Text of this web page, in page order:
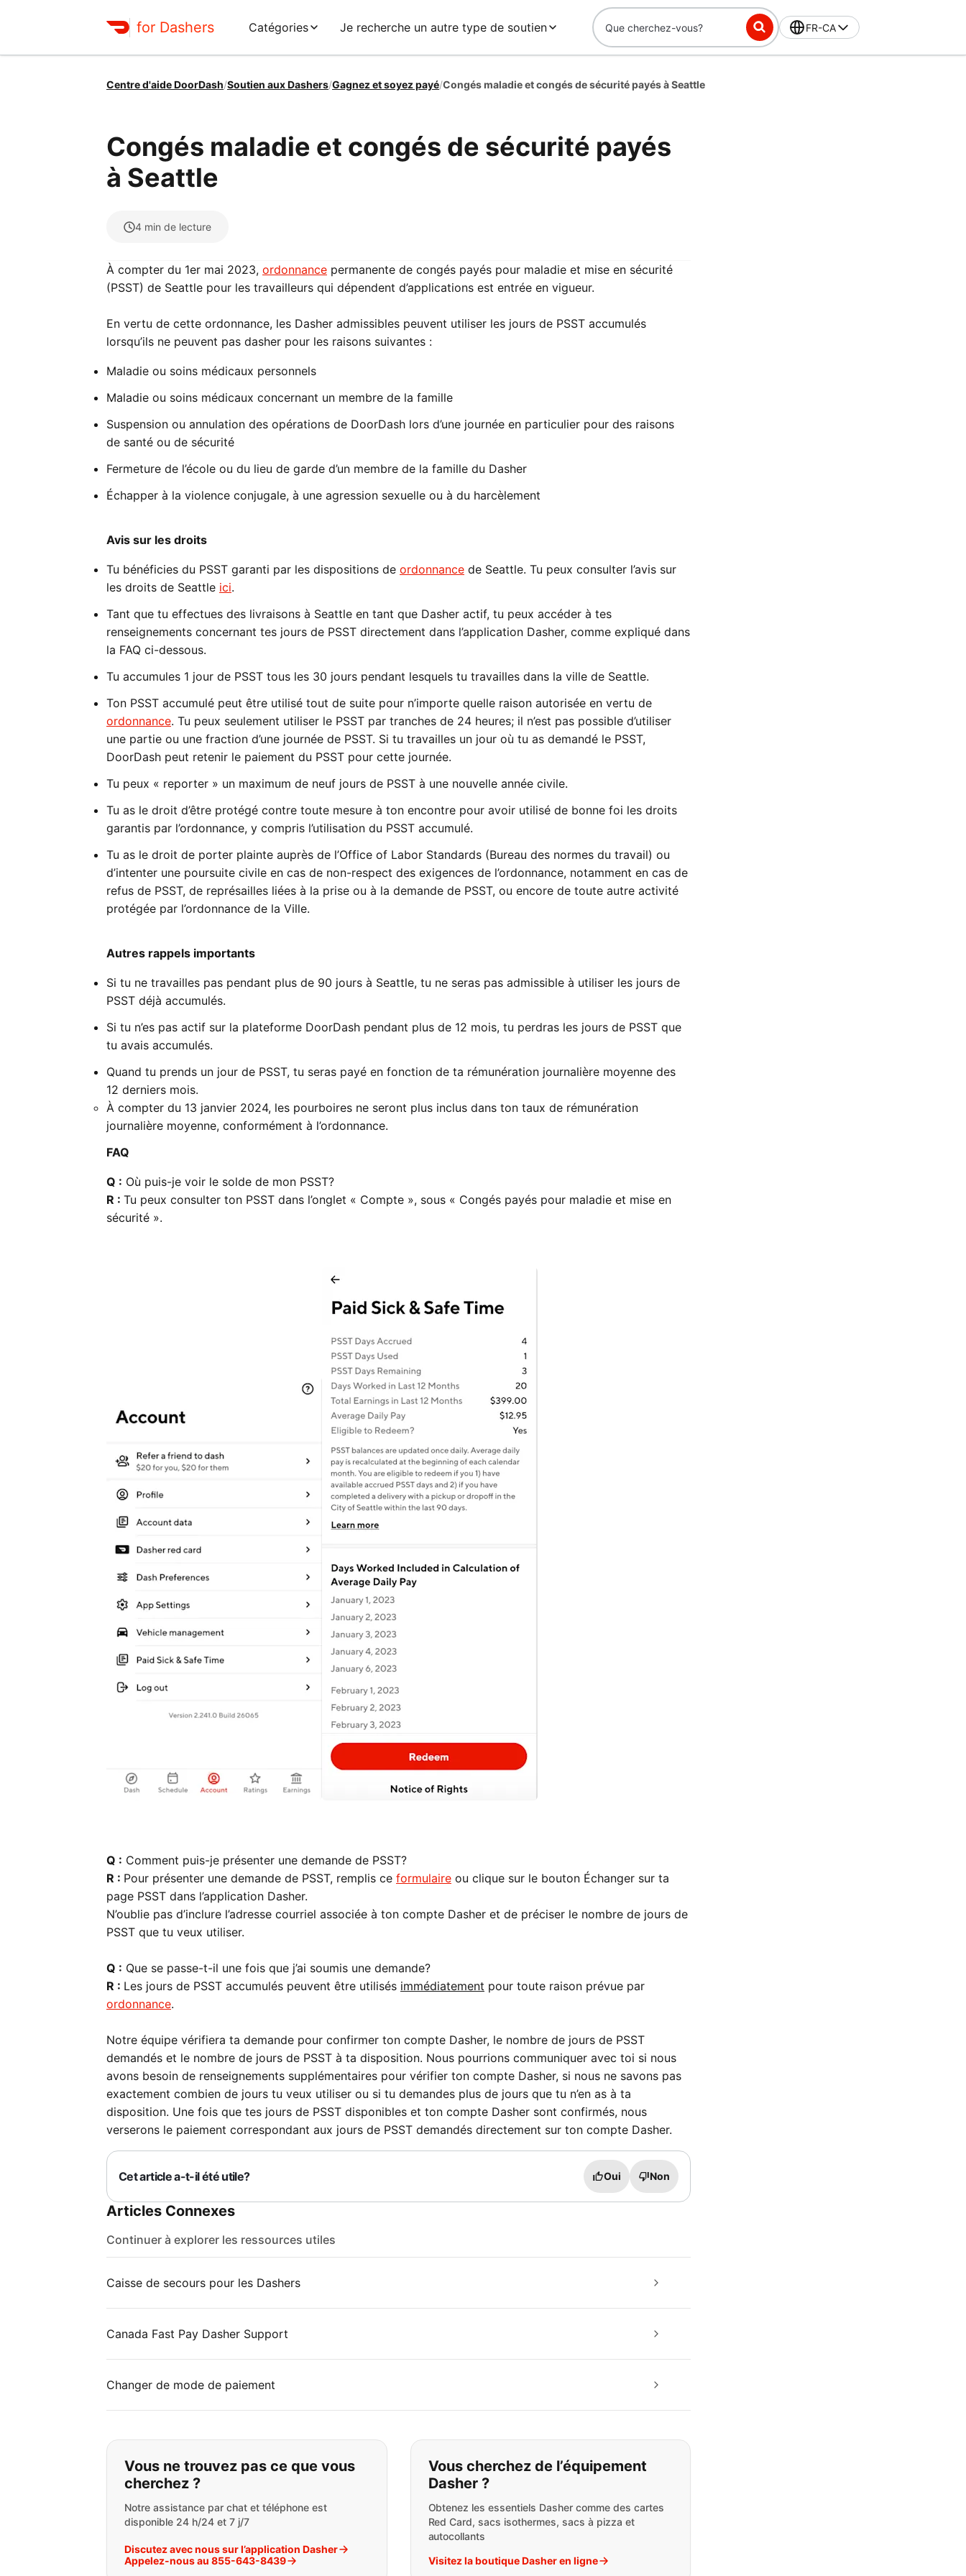
for Dashers Catégories Je recherche un autre type de soutien FR-CA
Centre d'aide DoorDash/Soutien aux Dashers/Gagnez et soyez payé/Congés maladie et congés de sécurité payés à Seattle
Congés maladie et congés de sécurité payés
à Seattle
4 min de lecture
À compter du 1er mai 2023, ordonnance permanente de congés payés pour maladie et mise en sécurité
(PSST) de Seattle pour les travailleurs qui dépendent d’applications est entrée en vigueur.
En vertu de cette ordonnance, les Dasher admissibles peuvent utiliser les jours de PSST accumulés
lorsqu’ils ne peuvent pas dasher pour les raisons suivantes :
Maladie ou soins médicaux personnels
Maladie ou soins médicaux concernant un membre de la famille
Suspension ou annulation des opérations de DoorDash lors d’une journée en particulier pour des raisons
de santé ou de sécurité
Fermeture de l’école ou du lieu de garde d’un membre de la famille du Dasher
Échapper à la violence conjugale, à une agression sexuelle ou à du harcèlement
Avis sur les droits
Tu bénéficies du PSST garanti par les dispositions de ordonnance de Seattle. Tu peux consulter l’avis sur
les droits de Seattle ici.
Tant que tu effectues des livraisons à Seattle en tant que Dasher actif, tu peux accéder à tes
renseignements concernant tes jours de PSST directement dans l’application Dasher, comme expliqué dans
la FAQ ci-dessous.
Tu accumules 1 jour de PSST tous les 30 jours pendant lesquels tu travailles dans la ville de Seattle.
Ton PSST accumulé peut être utilisé tout de suite pour n’importe quelle raison autorisée en vertu de
ordonnance. Tu peux seulement utiliser le PSST par tranches de 24 heures; il n’est pas possible d’utiliser
une partie ou une fraction d’une journée de PSST. Si tu travailles un jour où tu as demandé le PSST,
DoorDash peut retenir le paiement du PSST pour cette journée.
Tu peux « reporter » un maximum de neuf jours de PSST à une nouvelle année civile.
Tu as le droit d’être protégé contre toute mesure à ton encontre pour avoir utilisé de bonne foi les droits
garantis par l’ordonnance, y compris l’utilisation du PSST accumulé.
Tu as le droit de porter plainte auprès de l’Office of Labor Standards (Bureau des normes du travail) ou
d’intenter une poursuite civile en cas de non-respect des exigences de l’ordonnance, notamment en cas de
refus de PSST, de représailles liées à la prise ou à la demande de PSST, ou encore de toute autre activité
protégée par l’ordonnance de la Ville.
Autres rappels importants
Si tu ne travailles pas pendant plus de 90 jours à Seattle, tu ne seras pas admissible à utiliser les jours de
PSST déjà accumulés.
Si tu n’es pas actif sur la plateforme DoorDash pendant plus de 12 mois, tu perdras les jours de PSST que
tu avais accumulés.
Quand tu prends un jour de PSST, tu seras payé en fonction de ta rémunération journalière moyenne des
12 derniers mois.
À compter du 13 janvier 2024, les pourboires ne seront plus inclus dans ton taux de rémunération
journalière moyenne, conformément à l’ordonnance.
FAQ
Q : Où puis-je voir le solde de mon PSST?
R : Tu peux consulter ton PSST dans l’onglet « Compte », sous « Congés payés pour maladie et mise en
sécurité ».
Q : Comment puis-je présenter une demande de PSST?
R : Pour présenter une demande de PSST, remplis ce formulaire ou clique sur le bouton Échanger sur ta
page PSST dans l’application Dasher.
N’oublie pas d’inclure l’adresse courriel associée à ton compte Dasher et de préciser le nombre de jours de
PSST que tu veux utiliser.
Q : ​​Que se passe-t-il une fois que j’ai soumis une demande?
R : Les jours de PSST accumulés peuvent être utilisés immédiatement pour toute raison prévue par
ordonnance.
Notre équipe vérifiera ta demande pour confirmer ton compte Dasher, le nombre de jours de PSST
demandés et le nombre de jours de PSST à ta disposition. Nous pourrions communiquer avec toi si nous
avons besoin de renseignements supplémentaires pour vérifier ton compte Dasher, si nous ne savons pas
exactement combien de jours tu veux utiliser ou si tu demandes plus de jours que tu n’en as à ta
disposition. Une fois que tes jours de PSST disponibles et ton compte Dasher sont confirmés, nous
verserons le paiement correspondant aux jours de PSST demandés directement sur ton compte Dasher.
Cet article a-t-il été utile? Oui Non
Articles Connexes
Continuer à explorer les ressources utiles
Caisse de secours pour les Dashers
Canada Fast Pay Dasher Support
Changer de mode de paiement
Si vous ne trouvez pas ce que vous cherchez:
Vous ne trouvez pas ce que vous
cherchez ?
Notre assistance par chat et téléphone est
disponible 24 h/24 et 7 j/7
Discutez avec nous sur l’application Dasher
Appelez-nous au 855-643-8439
Vous cherchez de l’équipement
Dasher ?
Obtenez les essentiels Dasher comme des cartes
Red Card, sacs isothermes, sacs à pizza et
autocollants
Visitez la boutique Dasher en ligne